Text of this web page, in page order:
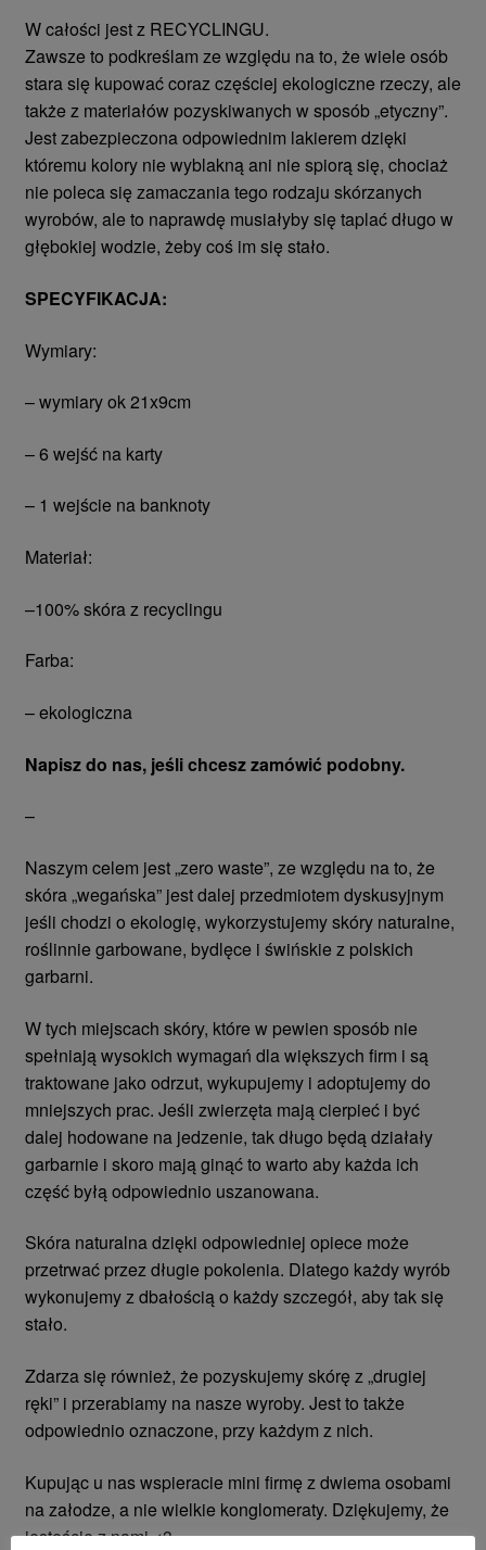
W całości jest z RECYCLINGU.
Zawsze to podkreślam ze względu na to, że wiele osób
stara się kupować coraz częściej ekologiczne rzeczy, ale
także z materiałów pozyskiwanych w sposób „etyczny”.
Jest zabezpieczona odpowiednim lakierem dzięki
któremu kolory nie wyblakną ani nie spiorą się, chociaż
nie poleca się zamaczania tego rodzaju skórzanych
wyrobów, ale to naprawdę musiałyby się taplać długo w
głębokiej wodzie, żeby coś im się stało.
SPECYFIKACJA:
Wymiary:
– wymiary ok 21x9cm
– 6 wejść na karty
– 1 wejście na banknoty
Materiał:
–100% skóra z recyclingu
Farba:
– ekologiczna
Napisz do nas, jeśli chcesz zamówić podobny.
–
Naszym celem jest „zero waste”, ze względu na to, że
skóra „wegańska” jest dalej przedmiotem dyskusyjnym
jeśli chodzi o ekologię, wykorzystujemy skóry naturalne,
roślinnie garbowane, bydlęce i świńskie z polskich
garbarni.
W tych miejscach skóry, które w pewien sposób nie
spełniają wysokich wymagań dla większych firm i są
traktowane jako odrzut, wykupujemy i adoptujemy do
mniejszych prac. Jeśli zwierzęta mają cierpieć i być
dalej hodowane na jedzenie, tak długo będą działały
garbarnie i skoro mają ginąć to warto aby każda ich
część byłą odpowiednio uszanowana.
Skóra naturalna dzięki odpowiedniej opiece może
przetrwać przez długie pokolenia. Dlatego każdy wyrób
wykonujemy z dbałością o każdy szczegół, aby tak się
stało.
Zdarza się również, że pozyskujemy skórę z „drugiej
ręki” i przerabiamy na nasze wyroby. Jest to także
odpowiednio oznaczone, przy każdym z nich.
Kupując u nas wspieracie mini firmę z dwiema osobami
na załodze, a nie wielkie konglomeraty. Dziękujemy, że
jesteście z nami <3